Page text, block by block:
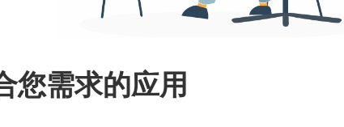
您需求的应用